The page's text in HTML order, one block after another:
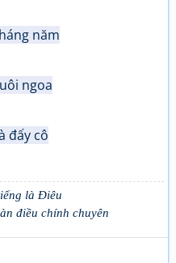
năm
ngoa
đấy cô
là Điêu
điều chính chuyên